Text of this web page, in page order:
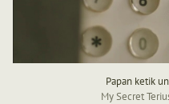
Papan ketik
My Secret